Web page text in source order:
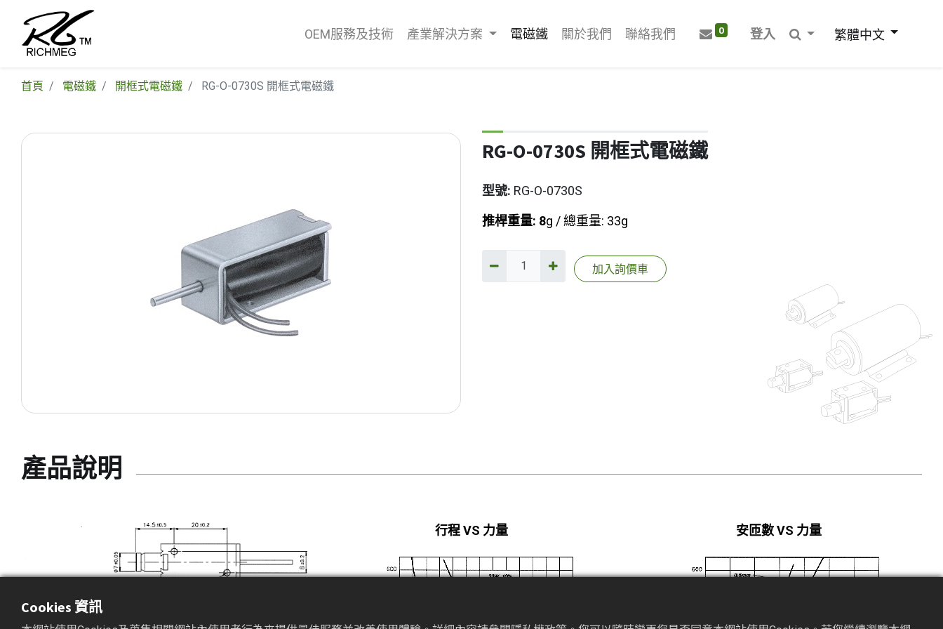
OEM服務及技術 產業解決方案 電磁鐵 關於我們 聯絡我們 0 登入 繁體中文
首頁 電磁鐵 開框式電磁鐵 RG-O-0730S 開框式電磁鐵
RG-O-0730S 開框式電磁鐵
型號: RG-O-0730S
推桿重量: 8g / 總重量: 33g
加入詢價車
產品說明
行程 VS 力量 安匝數 VS 力量
Cookies 資訊